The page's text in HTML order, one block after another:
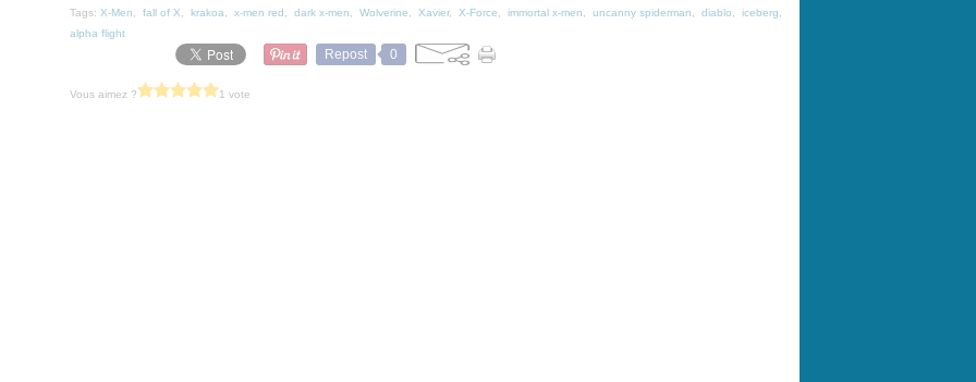
Tags: X-Men fall of X krakoa x-men red dark x-men Wolverine Xavier, X-Force immortal x-men uncanny spiderman diablo iceberg
alpha flight
Repost 0
Vous aimez ? 1 vote